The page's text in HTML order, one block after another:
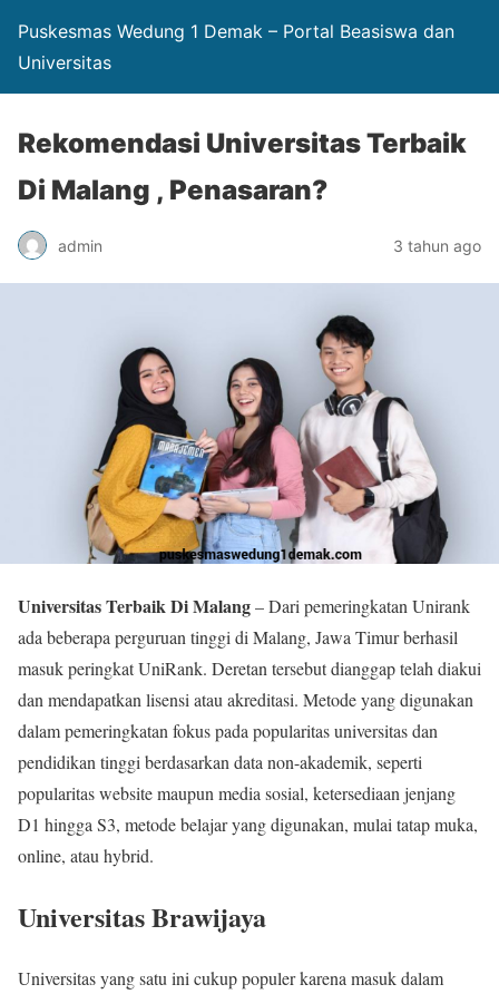
Puskesmas Wedung 1 Demak – Portal Beasiswa dan
Universitas
Rekomendasi Universitas Terbaik
Di Malang , Penasaran?
admin 3 tahun ago
Universitas Terbaik Di Malang– Dari pemeringkatan Unirank
ada beberapa perguruan tinggi di Malang, Jawa Timur berhasil
masuk peringkat UniRank. Deretan tersebut dianggap telah diakui
dan mendapatkan lisensi atau akreditasi. Metode yang digunakan
dalam pemeringkatan fokus pada popularitas universitas dan
pendidikan tinggi berdasarkan data non-akademik, seperti
popularitas website maupun media sosial, ketersediaan jenjang
D1 hingga S3, metode belajar yang digunakan, mulai tatap muka,
online, atau hybrid.
Universitas Brawijaya
Universitas yang satu ini cukup populer karena masuk dalam